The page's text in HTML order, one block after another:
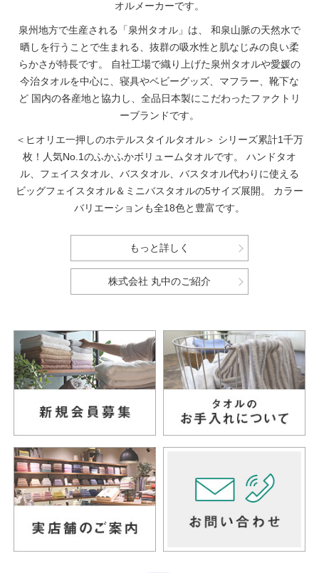
オルメーカーです。
泉州地方で生産される「泉州タオル」は、
和泉山脈の天然水で
晒しを行うことで生まれる、抜群の吸水性と肌なじみの良い柔
らかさが特長です。
自社工場で織り上げた泉州タオルや愛媛の
今治タオルを中心に、寝具やベビーグッズ、マフラー、靴下な
ど 国内の各産地と協力し、全品日本製にこだわったファクトリ
ーブランドです。
＜ヒオリエ一押しのホテルスタイルタオル＞ シリーズ累計1千万
枚！人気No.1のふかふかボリュームタオルです。
ハンドタオ
ル、フェイスタオル、バスタオル、バスタオル代わりに使える
ビッグフェイスタオル＆ミニバスタオルの5サイズ展開。
カラー
バリエーションも全18色と豊富です。
もっと詳しく
株式会社 丸中のご紹介